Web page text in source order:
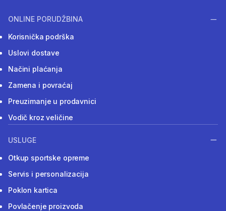
ONLINE PORUDŽBINA
Korisnička podrška
Uslovi dostave
Načini plaćanja
Zamena i povraćaj
Preuzimanje u prodavnici
Vodič kroz veličine
USLUGE
Otkup sportske opreme
Servis i personalizacija
Poklon kartica
Povlačenje proizvoda